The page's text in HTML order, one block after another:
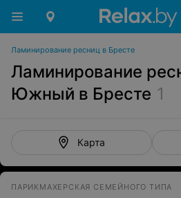
Ламинирование ресниц в Бресте
Ламинирование
Южный в Бресте 1
Карта
ПАРИКМАХЕРСКАЯ СЕМЕЙНОГО ТИПА